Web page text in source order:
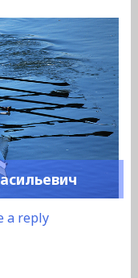
a reply